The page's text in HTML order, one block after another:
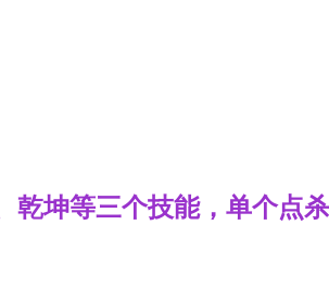
乾坤等三个技能，单个点